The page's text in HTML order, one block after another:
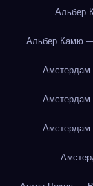
Альбер
Альбер Камю
Амстердам
Амстердам
Амстердам